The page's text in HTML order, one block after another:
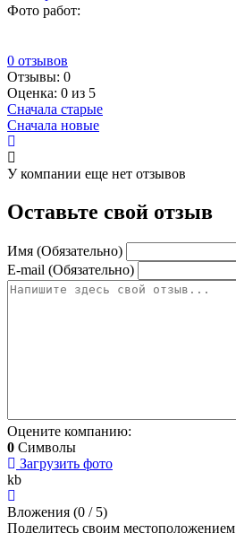
Фото работ:
0 отзывов
Отзывы: 0
Оценка: 0 из 5
Сначала старые
Сначала новые
У компании еще нет отзывов
Оставьте свой отзыв
Имя (Обязательно)
E-mail (Обязательно)
Оцените компанию:
0 Символы
Загрузить фото
kb
Вложения (0 / 5)
Поделитесь своим местоположением